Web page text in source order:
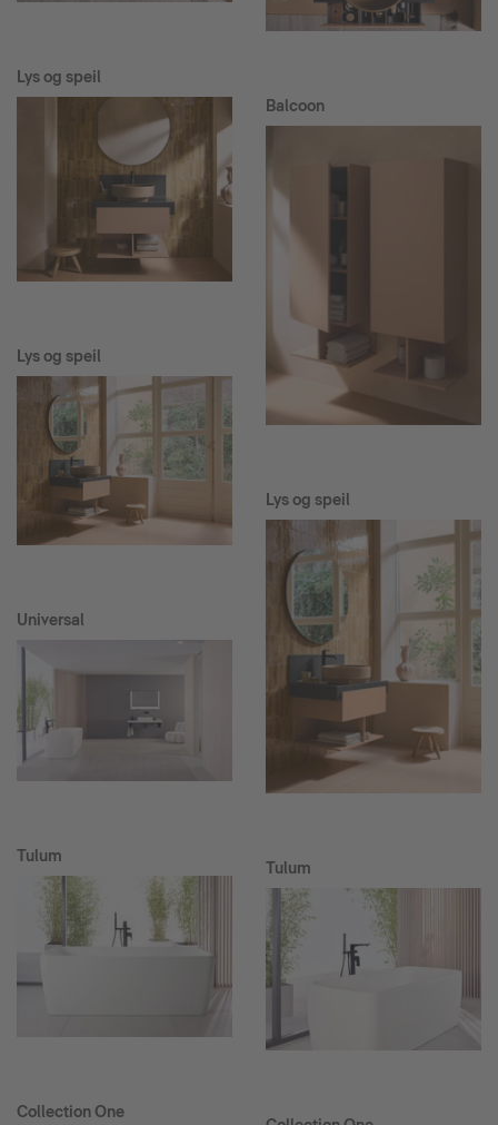
Lys og speil
Lys og speil
Universal
Tulum
Collection One
Balcoon
Lys og speil
Tulum